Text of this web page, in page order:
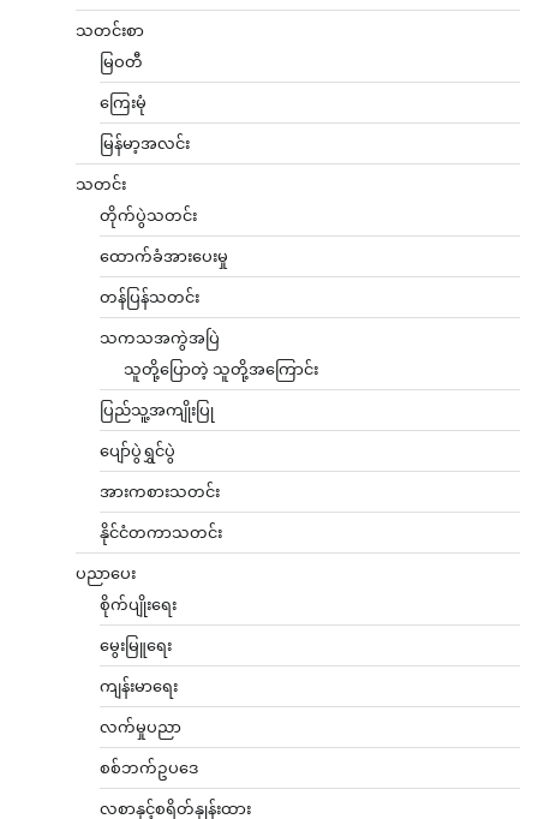
သတင်းစာ
မြဝတီ
ကြေးမုံ
မြန်မာ့အလင်း
သတင်း
တိုက်ပွဲသတင်း
ထောက်ခံအားပေးမှု
တန်ပြန်သတင်း
သကသအကွဲအပြဲ
သူတို့ပြောတဲ့ သူတို့အကြောင်း
ပြည်သူ့အကျိုးပြု
ပျော်ပွဲရွှင်ပွဲ
အားကစားသတင်း
နိုင်ငံတကာသတင်း
ပညာပေး
စိုက်ပျိုးရေး
မွေးမြူရေး
ကျန်းမာရေး
လက်မှုပညာ
စစ်ဘက်ဥပဒေ
လစာနှင့်စရိတ်နှုန်းထား